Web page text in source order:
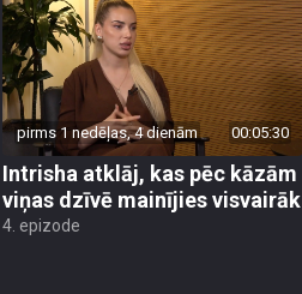
pirms 1 nedēļas, 4 dienām 00:05:30
Intrisha atklāj, kas pēc kāzām
viņas dzīvē mainījies visvairāk
4. epizode